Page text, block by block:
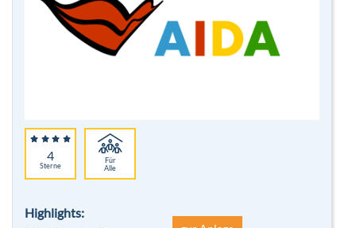
4
Sterne
Für
Alle
Highlights: